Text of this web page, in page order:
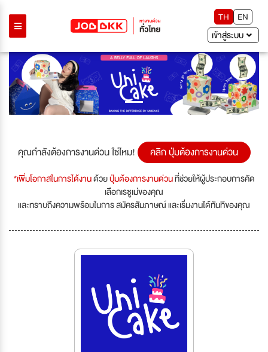
TH
EN
เข้าสู่ระบบ
Previous Next
คุณกำลังต้องการงานด่วน ใช่ไหม! คลิก ปุ่มต้องการงานด่วน
*เพิ่มโอกาสในการได้งานด้วยปุ่มต้องการงานด่วนที่ช่วยให้ผู้ประกอบการคัด
เลือกเรซูเม่ของคุณ
และทราบถึงความพร้อมในการ สมัครสัมภาษณ์ และเริ่มงานได้ทันทีของคุณ